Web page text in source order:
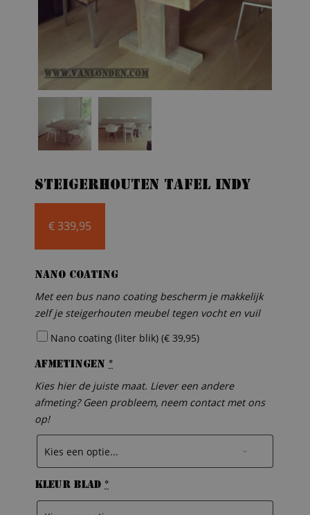
Steigerhouten tafel Indy
€339,95
Nano coating
Met een bus nano coating bescherm je makkelijk
zelf je steigerhouten meubel tegen vocht en vuil
Nano coating (liter blik) (€ 39,95)
Afmetingen *
Kies hier de juiste maat. Liever een andere
afmeting? Geen probleem, neem contact met ons
op!
Kleur blad *